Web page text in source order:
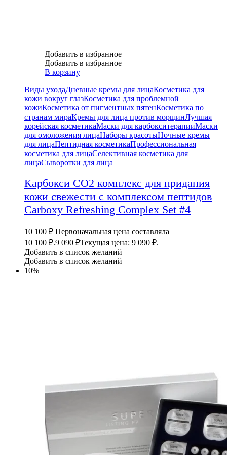
Добавить в избранное
Добавить в избранное
В корзину
Виды уходаДневные кремы для лицаКосметика для
кожи вокруг глазКосметика для проблемной
кожиКосметика от пигментных пятенКосметика по
странам мираКремы для лица против морщинЛучшая
корейская косметикаМаски для карбокситерапииМаски
для омоложения лицаНаборы красотыНочные кремы
для лицаПептидная косметикаПрофессиональная
косметика для лицаСелективная косметика для
лицаСыворотки для лица
Карбокси CO2 комплекс для придания
кожи свежести с комплексом пептидов
Carboxy Refreshing Complex Set #4
10 100₽ Первоначальная цена составляла
10 100 ₽.9 090 ₽Текущая цена: 9 090 ₽.
Добавить в список желаний
Добавить в список желаний
10%